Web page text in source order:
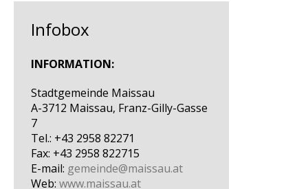
Infobox
INFORMATION:
Stadtgemeinde Maissau
A-3712 Maissau, Franz-Gilly-Gasse
7
Tel.: +43 2958 82271
Fax: +43 2958 822715
E-mail: gemeinde@maissau.at
Web: www.maissau.at